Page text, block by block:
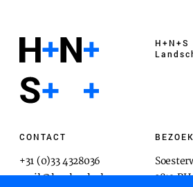
H+N+S
CONTACT
+31 (0)33 4328036
mail@hnsland.nl
3812 BH